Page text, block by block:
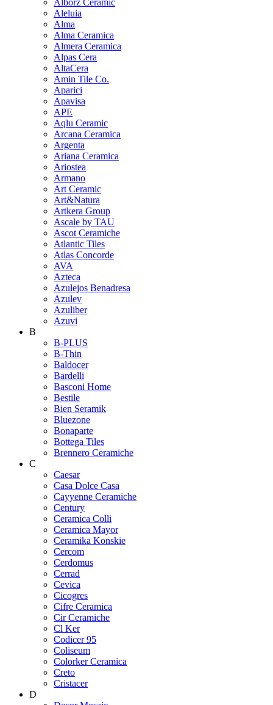
Aleluia
Alma
Alma Ceramica
Almera Ceramica
Alpas Cera
AltaCera
Amin Tile Co.
Aparici
Apavisa
APE
Aqlu Ceramic
Arcana Ceramica
Argenta
Ariana Ceramica
Ariostea
Armano
Art Ceramic
Art&Natura
Artkera Group
Ascale by TAU
Ascot Ceramiche
Atlantic Tiles
Atlas Concorde
AVA
Azteca
Azulejos Benadresa
Azulev
Azuliber
Azuvi
B
B-PLUS
B-Thin
Baldocer
Bardelli
Basconi Home
Bestile
Bien Seramik
Bluezone
Bonaparte
Bottega Tiles
Brennero Ceramiche
C
Caesar
Casa Dolce Casa
Cayyenne Ceramiche
Century
Ceramica Colli
Ceramica Mayor
Ceramika Konskie
Cercom
Cerdomus
Cerrad
Cevica
Cicogres
Cifre Ceramica
Cir Ceramiche
Cl Ker
Codicer 95
Coliseum
Colorker Ceramica
Creto
Cristacer
D